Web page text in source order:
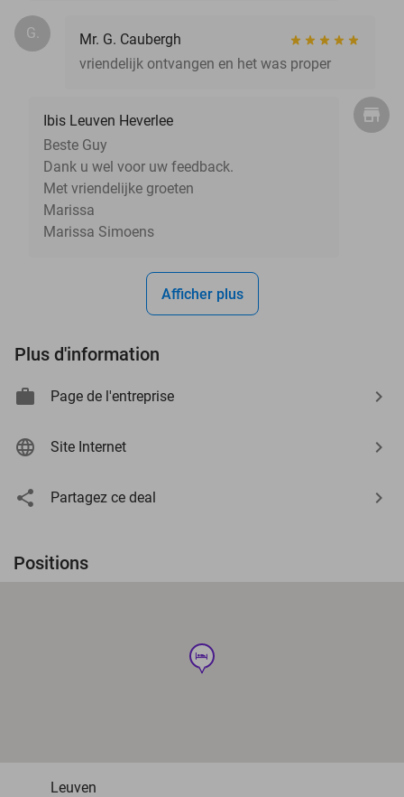
G.
Mr. G. Caubergh
vriendelijk ontvangen en het was proper
Ibis Leuven Heverlee
Beste Guy
Dank u wel voor uw feedback.
Met vriendelijke groeten
Marissa
Marissa Simoens
Afficher plus
Plus d'information
Page de l'entreprise
Site Internet
Partagez ce deal
Positions
hotel
Leuven